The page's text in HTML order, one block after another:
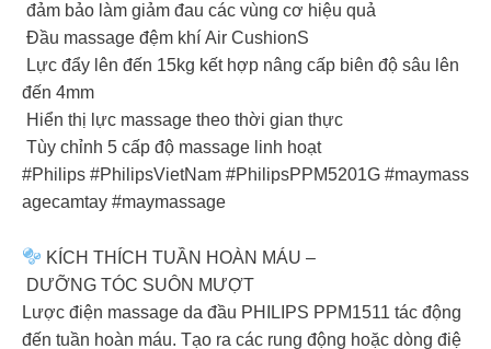
đảm bảo làm giảm đau các vùng cơ hiệu quả
Đầu massage đệm khí Air CushionS
Lực đẩy lên đến 15kg kết hợp nâng cấp biên độ sâu lên
đến 4mm
Hiển thị lực massage theo thời gian thực
Tùy chỉnh 5 cấp độ massage linh hoạt
#Philips #PhilipsVietNam #PhilipsPPM5201G #maymass
agecamtay #maymassage
KÍCH THÍCH TUẦN HOÀN MÁU –
DƯỠNG TÓC SUÔN MƯỢT
Lược điện massage da đầu PHILIPS PPM1511 tác động
đến tuần hoàn máu. Tạo ra các rung động hoặc dòng điệ